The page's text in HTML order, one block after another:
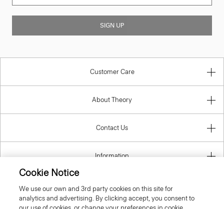
SIGN UP
Customer Care
About Theory
Contact Us
Information
Luxembourg
Cookie Notice
We use our own and 3rd party cookies on this site for
analytics and advertising. By clicking accept, you consent to